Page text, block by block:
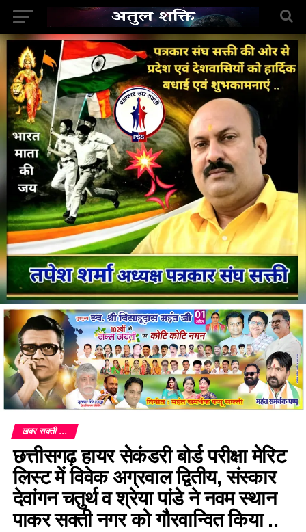
खबर सक्ती ...
छत्तीसगढ़ हायर सेकंडरी बोर्ड परीक्षा मेरिट
लिस्ट में विवेक अग्रवाल द्वितीय, संस्कार
देवांगन चतुर्थ व श्रेया पांडे ने नवम स्थान
पाकर सक्ती नगर को गौरवान्वित किया ..